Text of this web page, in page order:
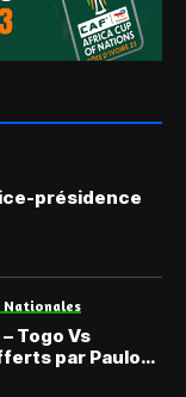
présidence
Nationales
Togo Vs
par Paulo